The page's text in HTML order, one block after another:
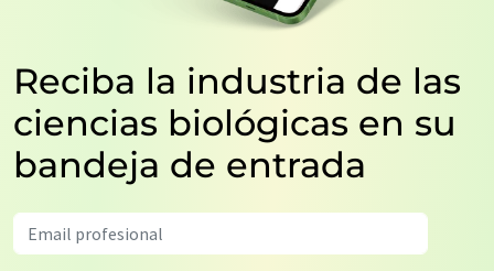
Reciba la industria de las
ciencias biológicas en su
bandeja de entrada